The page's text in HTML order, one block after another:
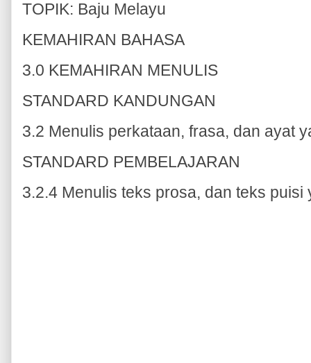
TOPIK: Baju Melayu
KEMAHIRAN BAHASA
3.0 KEMAHIRAN MENULIS
STANDARD KANDUNGAN
3.2 Menulis perkataan, frasa, dan ayat
STANDARD PEMBELAJARAN
3.2.4 Menulis teks prosa, dan teks puisi